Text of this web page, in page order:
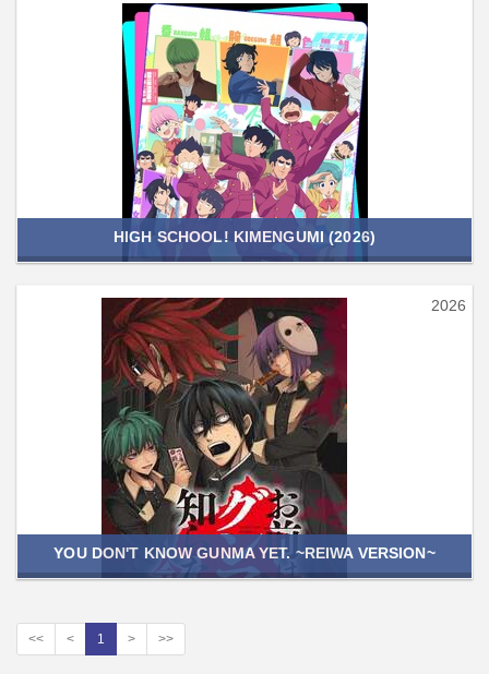
HIGH SCHOOL! KIMENGUMI (2026)
2026
YOU DON'T KNOW GUNMA YET. ~REIWA VERSION~
<< < 1 > >>